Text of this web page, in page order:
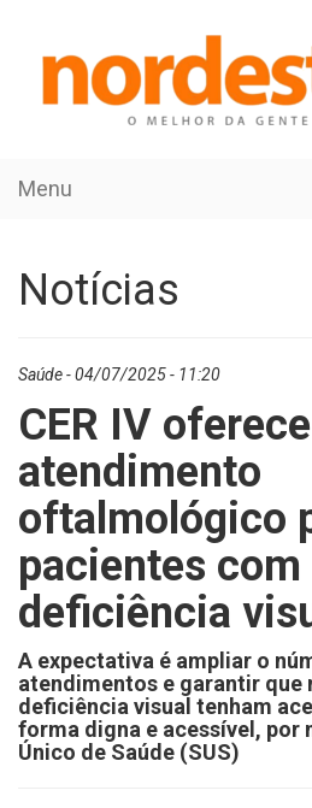
Menu
Notícias
Saúde - 04/07/2025 - 11:20
CER IV oferece
atendimento
oftalmológico
pacientes com
deficiência
A expectativa é ampliar o
atendimentos e garantir que
deficiência visual tenham
forma digna e acessível, por
Único de Saúde (SUS)